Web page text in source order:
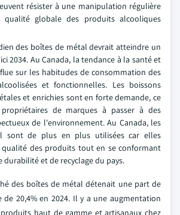
résister à une manipulation régulière
globale des produits alcooliques
des boîtes de métal devrait atteindre un
2034. Au Canada, la tendance à la santé et
sur les habitudes de consommation des
et fonctionnelles. Les boissons
et enrichies sont en forte demande, ce
de marques à passer à des
de l'environnement. Au Canada, les
sont de plus en plus utilisées car elles
des produits tout en se conformant
durabilité et de recyclage du pays.
des boîtes de métal détenait une part de
20,4% en 2024. Il y a une augmentation
haut de gamme et artisanaux chez